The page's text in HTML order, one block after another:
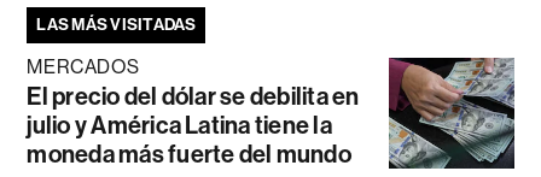
LAS MÁS VISITADAS
MERCADOS
El precio del dólar se debilita en
julio y América Latina tiene la
moneda más fuerte del mundo